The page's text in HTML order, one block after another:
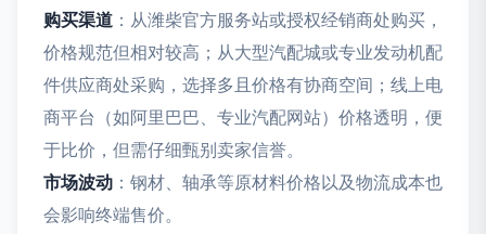
购买渠道 ：从潍柴官方服务站或授权经销商处购买，
价格规范但相对较高；从大型汽配城或专业发动机配
件供应商处采购，选择多且价格有协商空间；线上电
商平台（如阿里巴巴、专业汽配网站）价格透明，便
于比价，但需仔细甄别卖家信誉。
市场波动 ：钢材、轴承等原材料价格以及物流成本也
会影响终端售价。